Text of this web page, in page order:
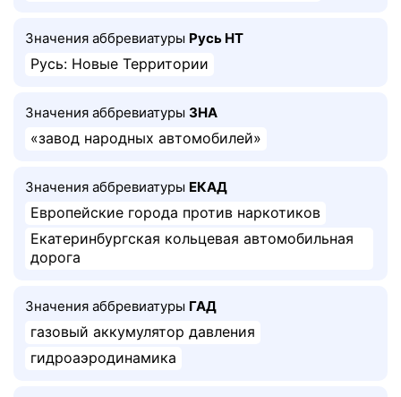
Значения аббревиатуры Русь НТ
Русь: Новые Территории
Значения аббревиатуры ЗНА
«завод народных автомобилей»
Значения аббревиатуры ЕКАД
Европейские города против наркотиков
Екатеринбургская кольцевая автомобильная
дорога
Значения аббревиатуры ГАД
газовый аккумулятор давления
гидроаэродинамика